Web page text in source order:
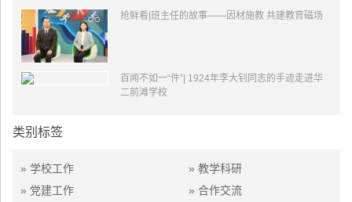
抢鲜看|班主任的故事——因材施教 共建教育磁场
百闻不如一“件”| 1924年李大钊同志的手迹走进华
二前滩学校
类别标签
» 学校工作
» 教学科研
» 党建工作
» 合作交流